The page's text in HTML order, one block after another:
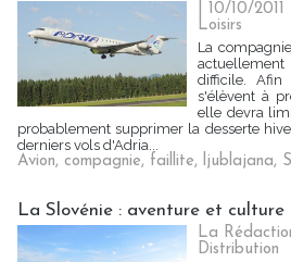
| 10/10/2011
Loisirs
La
difficile. Afin
s'élèvent à
elle devra
probablement supprimer la desserte
derniers vols d'Adria...
Avion, compagnie, faillite, ljublajana,
La Slovénie : aventure et
La
Distribution